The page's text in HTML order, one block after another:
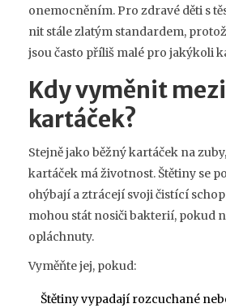
onemocněním. Pro zdravé děti s
nit stále zlatým standardem,
jsou často příliš malé pro jakýkoli
Kdy vyměnit
kartáček?
Stejně jako běžný kartáček na
kartáček má životnost. Štětiny se
ohýbají a ztrácejí svoji čistící
mohou stát nosiči bakterií, pokud
opláchnuty.
Vyměňte jej, pokud:
Štětiny vypadají rozcuchané